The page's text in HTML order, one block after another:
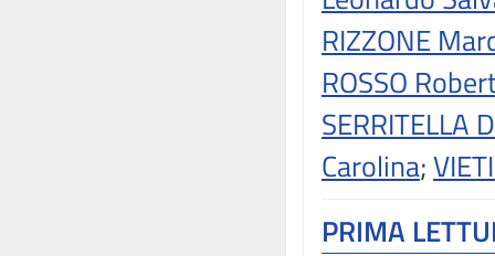
RIZZONE
ROSSO
SERRITELLA
Carolina;
PRIMA